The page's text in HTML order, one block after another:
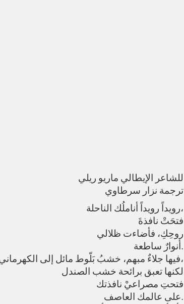
للشاعر الإيطالي ماريو ريلي
ترجمة نزار سرطاوي
رويداً رويداً أناملُك الناحلة،
فتحَتْ نافذةَ
روحِكِ، فأضاءت ظلالي
أنوارٌ ساطعة.
فيها جلاءٌ مبهم، خشبُ بَلّوط مائل إلى الكهرماني،
لكنها تعبق برائحة خشب الصندل
فتحتِ مصراعيْ نافذتك
على عالمك العاصف.